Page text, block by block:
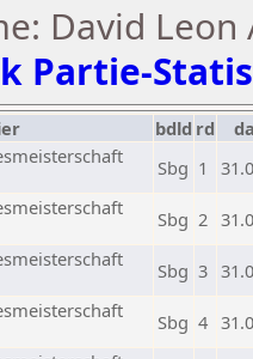
David
Partie-
bdld rd
Sbg 1
Sbg 2
Sbg 3
Sbg 4